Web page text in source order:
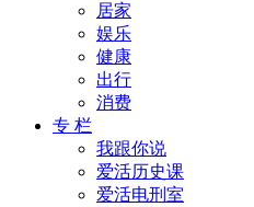
居家
娱乐
健康
出行
消费
专 栏
我跟你说
爱活历史课
爱活电刑室